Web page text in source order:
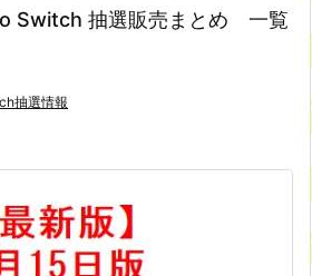
Switch 抽選販売まとめ 一覧
抽選情報